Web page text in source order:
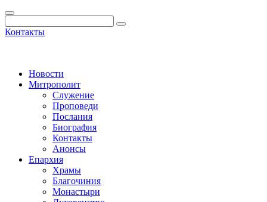
Контакты
Новости
Митрополит
Служение
Проповеди
Послания
Биография
Контакты
Анонсы
Епархия
Храмы
Благочиния
Монастыри